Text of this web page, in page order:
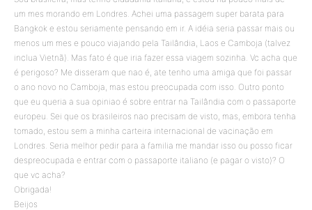
um mes morando em Londres. Achei uma passagem super barata para
Bangkok e estou seriamente pensando em ir. A idéia seria passar mais ou
menos um mes e pouco viajando pela Tailândia, Laos e Camboja (talvez
inclua Vietnã). Mas fato é que iria fazer essa viagem sozinha. Vc acha que
é perigoso? Me disseram que nao é, ate tenho uma amiga que foi passar
o ano novo no Camboja, mas estou preocupada com isso. Outro ponto
que eu queria a sua opiniao é sobre entrar na Tailândia com o passaporte
europeu. Sei que os brasileiros nao precisam de visto, mas, embora tenha
tomado, estou sem a minha carteira internacional de vacinação em
Londres. Seria melhor pedir para a familia me mandar isso ou posso ficar
despreocupada e entrar com o passaporte italiano (e pagar o visto)? O
que vc acha?
Obrigada!
Beijos